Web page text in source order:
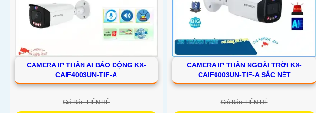
CAMERA IP THÂN AI BÁO ĐỘNG KX-
CAIF4003UN-TIF-A
Giá Bán: LIÊN HỆ
CAMERA IP THÂN NGOÀI TRỜI KX-
CAIF6003UN-TIF-A SẮC NÉT
Giá Bán: LIÊN HỆ